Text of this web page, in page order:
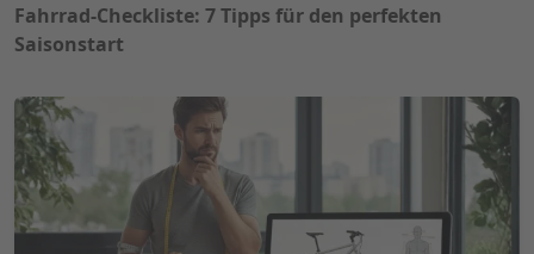
Fahrrad-Checkliste: 7 Tipps für den perfekten
Saisonstart